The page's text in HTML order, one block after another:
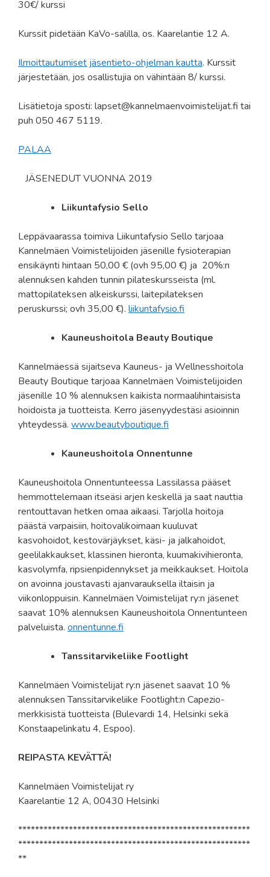
30€/ kurssi
Kurssit pidetään KaVo-salilla, os. Kaarelantie 12 A.
Ilmoittautumiset jäsentieto-ohjelman kautta. Kurssit
järjestetään, jos osallistujia on vähintään 8/ kurssi.
Lisätietoja sposti: lapset@kannelmaenvoimistelijat.fi tai
puh 050 467 5119.
PALAA
JÄSENEDUT VUONNA 2019
Liikuntafysio Sello
Leppävaarassa toimiva Liikuntafysio Sello tarjoaa
Kannelmäen Voimistelijoiden jäsenille fysioterapian
ensikäynti hintaan 50,00 € (ovh 95,00 €) ja 20%:n
alennuksen kahden tunnin pilateskursseista (ml.
mattopilateksen alkeiskurssi, laitepilateksen
peruskurssi; ovh 35,00 €). liikuntafysio.fi
Kauneushoitola Beauty Boutique
Kannelmäessä sijaitseva Kauneus- ja Wellnesshoitola
Beauty Boutique tarjoaa Kannelmäen Voimistelijoiden
jäsenille 10 % alennuksen kaikista normaalihintaisista
hoidoista ja tuotteista. Kerro jäsenyydestäsi asioinnin
yhteydessä. www.beautyboutique.fi
Kauneushoitola Onnentunne
Kauneushoitola Onnentunteessa Lassilassa pääset
hemmottelemaan itseäsi arjen keskellä ja saat nauttia
rentouttavan hetken omaa aikaasi. Tarjolla hoitoja
päästä varpaisiin, hoitovalikoimaan kuuluvat
kasvohoidot, kestovärjäykset, käsi- ja jalkahoidot,
geelilakkaukset, klassinen hieronta, kuumakivihieronta,
kasvolymfa, ripsienpidennykset ja meikkaukset. Hoitola
on avoinna joustavasti ajanvarauksella iltaisin ja
viikonloppuisin. Kannelmäen Voimistelijat ry:n jäsenet
saavat 10% alennuksen Kauneushoitola Onnentunteen
palveluista. onnentunne.fi
Tanssitarvikeliike Footlight
Kannelmäen Voimistelijat ry:n jäsenet saavat 10 %
alennuksen Tanssitarvikeliike Footlight:n Capezio-
merkkisistä tuotteista (Bulevardi 14, Helsinki sekä
Konstaapelinkatu 4, Espoo).
REIPASTA KEVÄTTÄ!
Kannelmäen Voimistelijat ry
Kaarelantie 12 A, 00430 Helsinki
*******************************************************
*******************************************************
**